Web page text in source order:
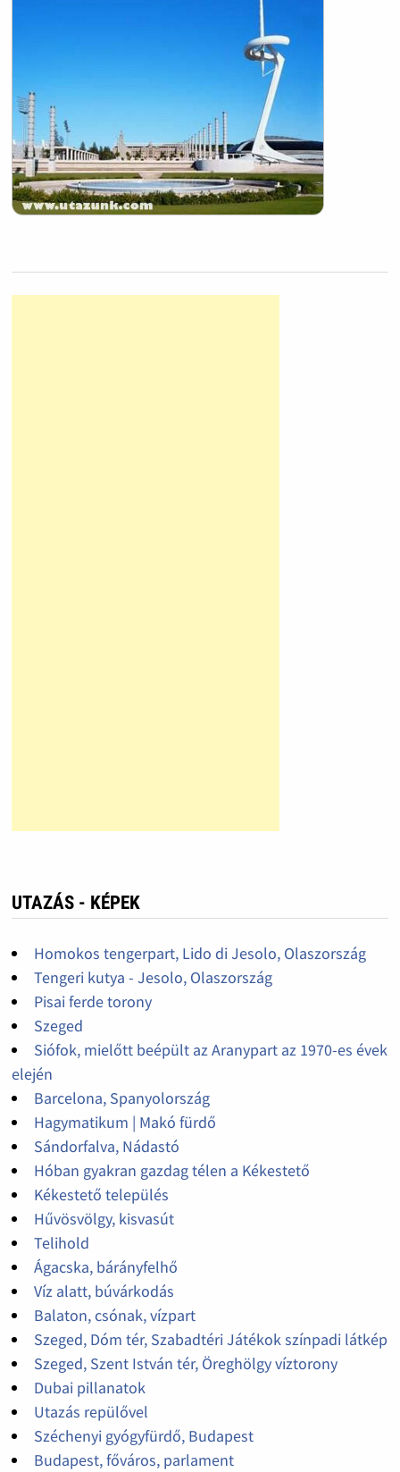
UTAZÁS - KÉPEK
Homokos tengerpart, Lido di Jesolo, Olaszország
Tengeri kutya - Jesolo, Olaszország
Pisai ferde torony
Szeged
Siófok, mielőtt beépült az Aranypart az 1970-es évek
elején
Barcelona, Spanyolország
Hagymatikum | Makó fürdő
Sándorfalva, Nádastó
Hóban gyakran gazdag télen a Kékestető
Kékestető település
Hűvösvölgy, kisvasút
Telihold
Ágacska, bárányfelhő
Víz alatt, búvárkodás
Balaton, csónak, vízpart
Szeged, Dóm tér, Szabadtéri Játékok színpadi látkép
Szeged, Szent István tér, Öreghölgy víztorony
Dubai pillanatok
Utazás repülővel
Széchenyi gyógyfürdő, Budapest
Budapest, főváros, parlament